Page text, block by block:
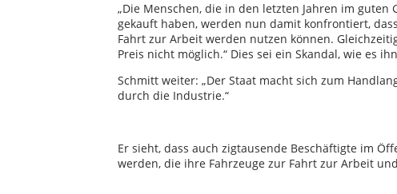
„Die Menschen, die in den letzten Jahren im guten
gekauft haben, werden nun damit konfrontiert,
Fahrt zur Arbeit werden nutzen können.
Preis nicht möglich.“ Dies sei ein Skandal, wie es
Schmitt weiter: „Der Staat macht sich zum
durch die Industrie.“
Er sieht, dass auch zigtausende Beschäftigte im
werden, die ihre Fahrzeuge zur Fahrt zur Arbeit